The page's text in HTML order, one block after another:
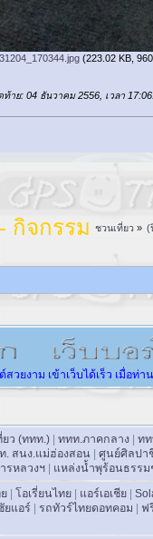
(223.02 KB,
ท้าย: 04 ธันวาคม 2556, เวลา
กิจกรรม ชวนเที่ยว» (
สวยงาม เข้าเว็บได้เร็ว เมื่อท่า
ยว (ททท.) | ททท.ภาคกลาง | ท
. สนง.แม่ฮ่องสอน | ศูนย์ศิลปา
รหลวงฯ | แหล่งน้ำพุร้อนธรร
| โอเรี่ยนไทย | แอร์เอเชีย |
ยแอร์ | รถทัวร์ไทยดอทคอม | ฟ